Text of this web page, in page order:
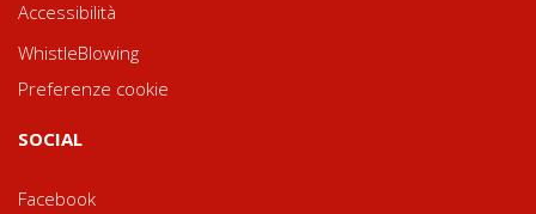
Accessibilità
WhistleBlowing
Preferenze cookie
SOCIAL
Facebook